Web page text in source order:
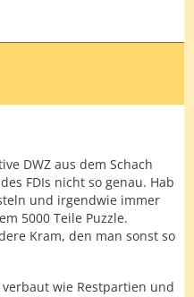
DWZ aus dem Schach
FDIs nicht so genau. Hab
und irgendwie immer
5000 Teile Puzzle.
Kram, den man sonst so
wie Restpartien und